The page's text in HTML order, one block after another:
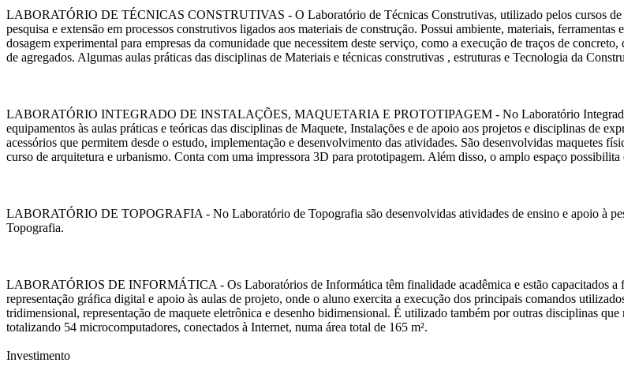
LABORATÓRIO DE TÉCNICAS CONSTRUTIVAS - O Laboratório de Técnicas Construtivas, utilizado pelos cursos de
pesquisa e extensão em processos construtivos ligados aos materiais de construção. Possui ambiente, materiais,
dosagem experimental para empresas da comunidade que necessitem deste serviço, como a execução de traços de
de agregados. Algumas aulas práticas das disciplinas de Materiais e técnicas construtivas , estruturas e Tecnologia da
LABORATÓRIO INTEGRADO DE INSTALAÇÕES, MAQUETARIA E PROTOTIPAGEM - No Laboratório Integrado
equipamentos às aulas práticas e teóricas das disciplinas de Maquete, Instalações e de apoio aos projetos e disciplinas de
acessórios que permitem desde o estudo, implementação e desenvolvimento das atividades. São desenvolvidas maquetes
curso de arquitetura e urbanismo. Conta com uma impressora 3D para prototipagem. Além disso, o amplo espaço
LABORATÓRIO DE TOPOGRAFIA - No Laboratório de Topografia são desenvolvidas atividades de ensino e apoio à
Topografia.
LABORATÓRIOS DE INFORMÁTICA - Os Laboratórios de Informática têm finalidade acadêmica e estão capacitados a
representação gráfica digital e apoio às aulas de projeto, onde o aluno exercita a execução dos principais comandos
tridimensional, representação de maquete eletrônica e desenho bidimensional. É utilizado também por outras disciplinas
totalizando 54 microcomputadores, conectados à Internet, numa área total de 165 m².
Investimento